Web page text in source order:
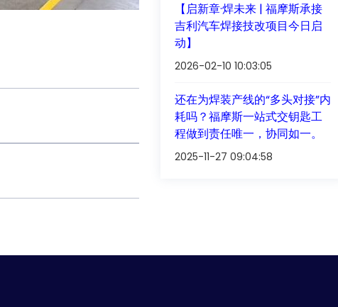
【启新章·焊未来 | 福摩斯承接
吉利汽车焊接技改项目今日启
动】
2026-02-10 10:03:05
还在为焊装产线的“多头对接”内
耗吗？福摩斯一站式交钥匙工
程做到责任唯一，协同如一。
2025-11-27 09:04:58